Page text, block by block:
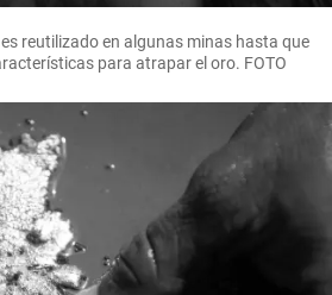
reutilizado en algunas minas hasta que
para atrapar el oro. FOTO